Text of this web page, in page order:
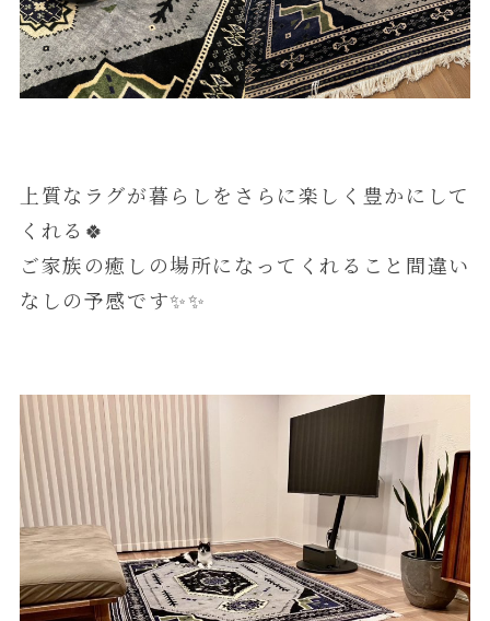
上質なラグが暮らしをさらに楽しく豊かにして
くれる🍀
ご家族の癒しの場所になってくれること間違い
なしの予感です✨️✨️